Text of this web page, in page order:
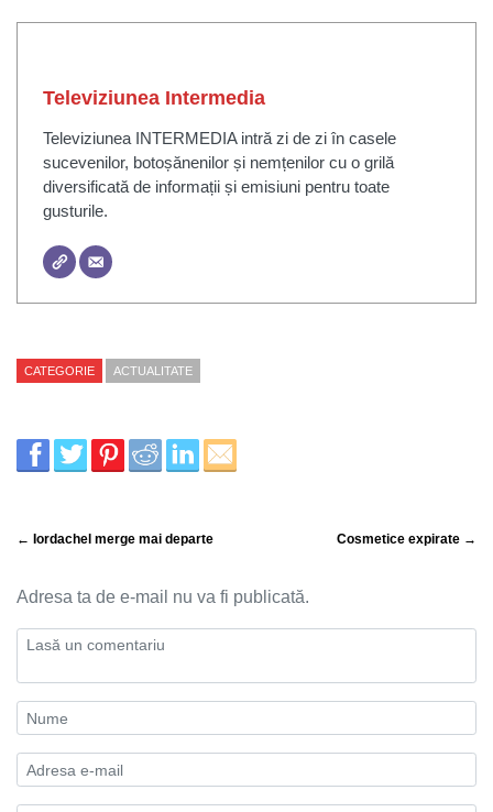
Televiziunea Intermedia
Televiziunea INTERMEDIA intră zi de zi în casele
sucevenilor, botoșănenilor și nemțenilor cu o grilă
diversificată de informații și emisiuni pentru toate
gusturile.
CATEGORIE ACTUALITATE
← Iordachel merge mai departe Cosmetice expirate →
Adresa ta de e-mail nu va fi publicată.